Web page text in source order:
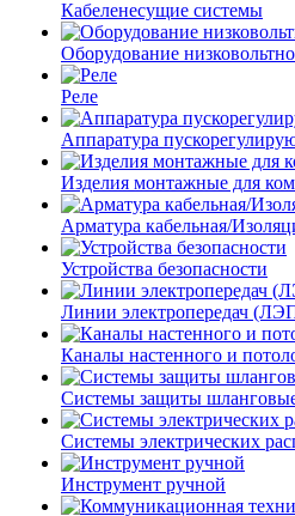
Кабеленесущие системы
Оборудование
Реле
Аппаратура
Изделия монтажные для
Арматура кабельная/
Устройства безопасности
Линии электропередач
Каналы настенного и
Системы защиты
Системы электрических
Инструмент ручной